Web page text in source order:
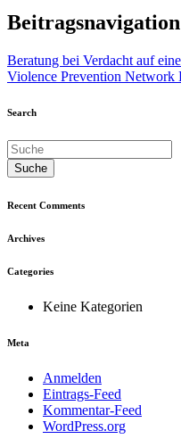
Beitragsnavigation
Beratung bei Verdacht auf
Violence Prevention Network
Search
Suche
Recent Comments
Archives
Categories
Keine Kategorien
Meta
Anmelden
Eintrags-Feed
Kommentar-Feed
WordPress.org